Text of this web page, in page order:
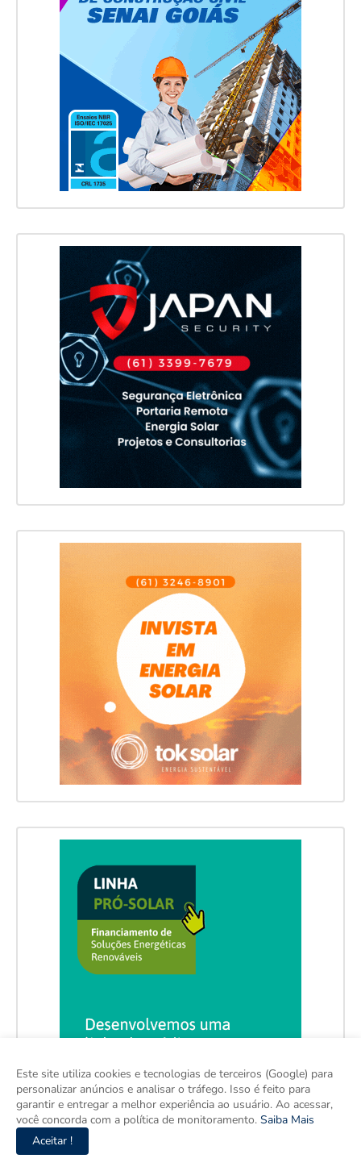
Este site utiliza cookies e tecnologias de terceiros (Google) para
personalizar anúncios e analisar o tráfego. Isso é feito para
garantir e entregar a melhor experiência ao usuário. Ao acessar,
você concorda com a política de monitoramento. Saiba Mais
Aceitar !